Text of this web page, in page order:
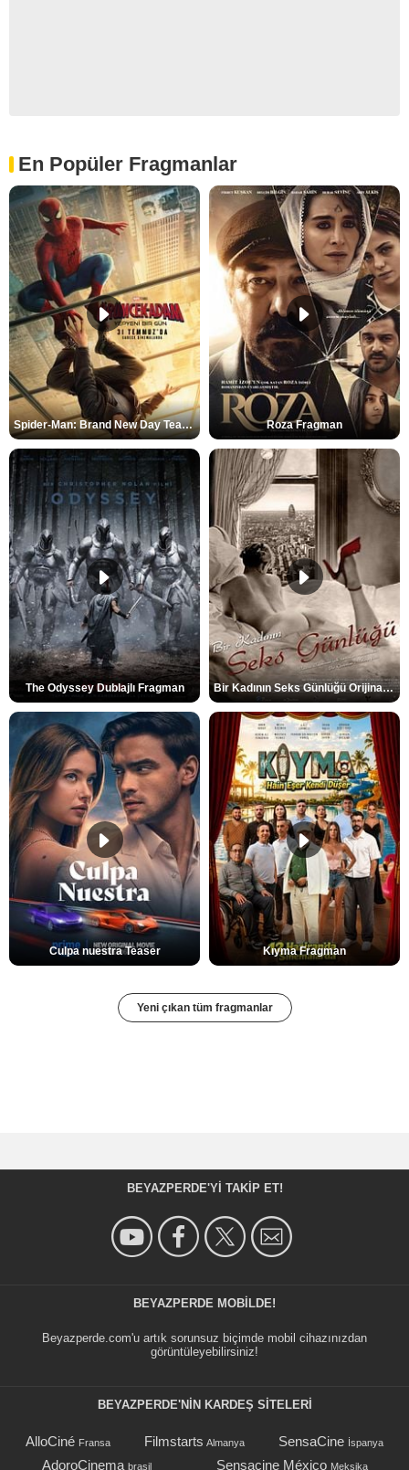
En Popüler Fragmanlar
Spider-Man: Brand New Day Teaser Roza Fragman
The Odyssey Dublajlı Fragman Bir Kadının Seks Günlüğü Orijinal Fragman
Culpa nuestra Teaser Kıyma Fragman
Yeni çıkan tüm fragmanlar
BEYAZPERDE'YI TAKIP ET!
BEYAZPERDE MOBILDE!
Beyazperde.com'u artık sorunsuz biçimde mobil cihazınızdan
görüntüleyebilirsiniz!
BEYAZPERDE'NIN KARDEŞ SİTELERİ
AlloCiné Fransa Filmstarts Almanya SensaCine İspanya
AdoroCinema brasil Sensacine México Meksika